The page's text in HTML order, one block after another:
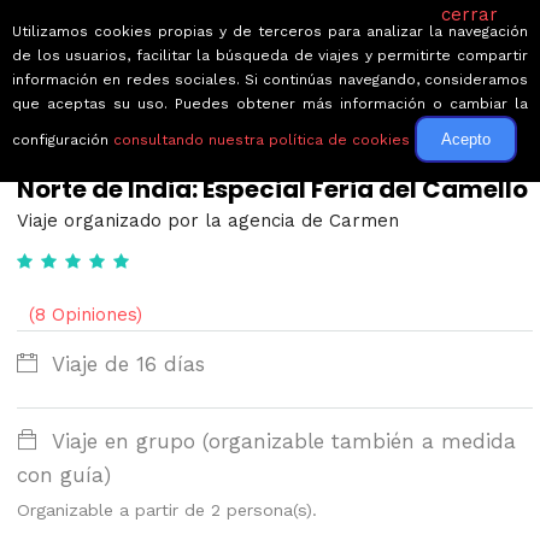
← Volver a Circuitos por India
Norte de India: Especial Feria del Camello
Viaje organizado por la agencia de Carmen
(8 Opiniones)
Viaje de 16 días
Viaje en grupo (organizable también a medida
con guía)
Organizable a partir de 2 persona(s).
cerrar
Utilizamos cookies propias y de terceros para analizar la navegación
de los usuarios, facilitar la búsqueda de viajes y permitirte compartir
información en redes sociales. Si continúas navegando, consideramos
que aceptas su uso. Puedes obtener más información o cambiar la
configuración consultando nuestra política de cookies Acepto